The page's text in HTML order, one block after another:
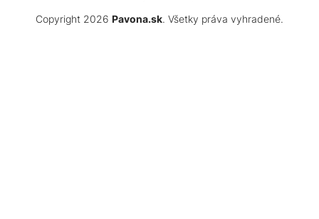
Copyright 2026 Pavona.sk. Všetky práva vyhradené.